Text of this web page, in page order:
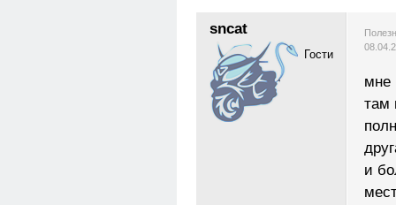
sncat
Гости
мне
там
и